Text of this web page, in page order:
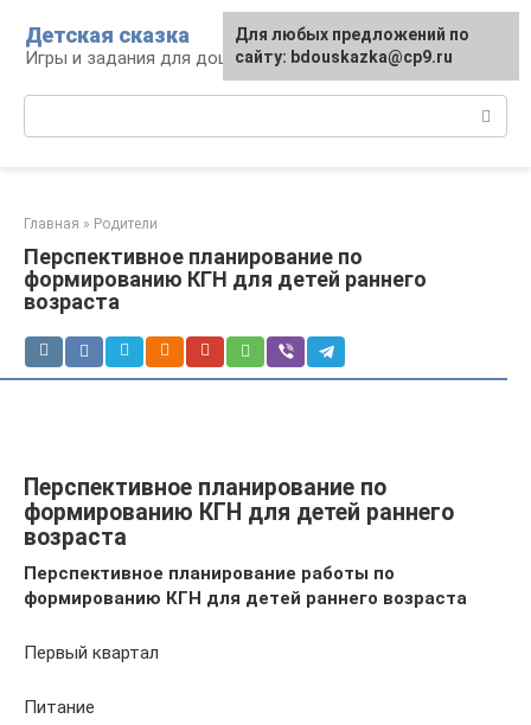
контенту
Детская сказка
Игры и задания для дошкольников
Главная » Родители
Перспективное планирование по
формированию КГН для детей раннего
возраста
Перспективное планирование по
формированию КГН для детей раннего
возраста
Перспективное планирование работы по
формированию КГН для детей раннего возраста
Первый квартал
Питание
Для любых предложений по
сайту: bdouskazka@cp9.ru